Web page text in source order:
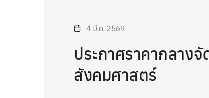
4 มี.ค. 2569
ประกาศราคากลาง
สังคมศาสตร์